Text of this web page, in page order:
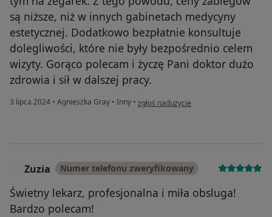
są niższe, niż w innych gabinetach medycyny
estetycznej. Dodatkowo bezpłatnie konsultuje
dolegliwości, które nie były bezpośrednio celem
wizyty. Gorąco polecam i życzę Pani doktor dużo
zdrowia i sił w dalszej pracy.
3 lipca 2024 • Agnieszka Gray • Inny • w opinii użytkownika Jan T.
zgłoś nadużycie
Zuzia Numer telefonu zweryfikowany
Świetny lekarz, profesjonalna i miła obsluga!
Bardzo polecam!